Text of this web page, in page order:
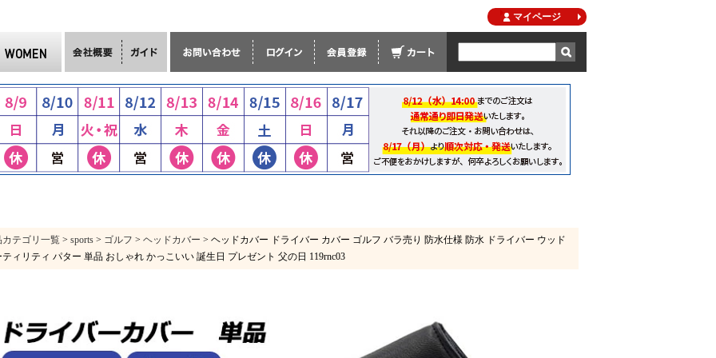
マイページ
カテゴリ一覧 > sports > ゴルフ > ヘッドカバー > ヘッドカバー ドライバー カバー ゴルフ バラ売り 防水仕様 防水 ドライバー ウッド
ティリティ パター 単品 おしゃれ かっこいい 誕生日 プレゼント 父の日 119rnc03